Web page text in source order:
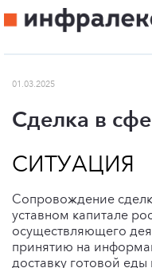
01.03.2025
Сделка в
СИТУАЦИЯ
Сопровождение
уставном капитале
осуществляющего
принятию на
доставку готовой